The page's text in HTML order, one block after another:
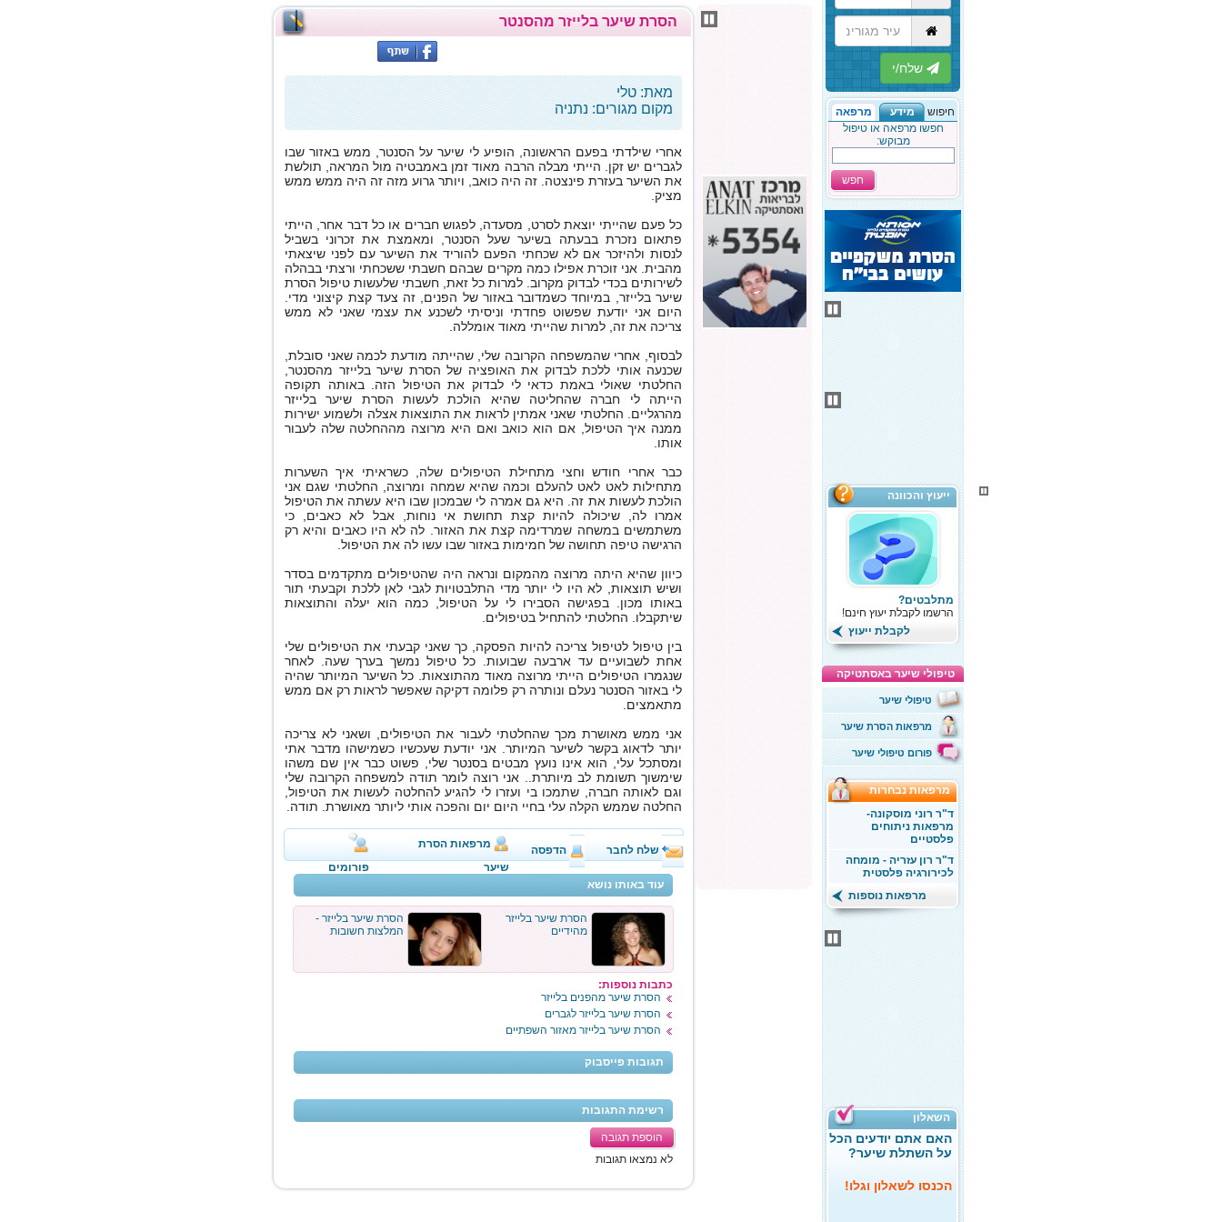
הבא
חיפוש מידע
מרפאה
חפשו מרפאה או טיפול
מבוקש:
חפש
ייעוץ והכוונה
מתלבטים?
הרשמו לקבלת יעוץ חינם!
לקבלת ייעוץ
טיפולי שיער באסתטיקה
טיפולי שיער
מרפאות הסרת שיער
פורום טיפולי שיער
מרפאות נבחרות
ד"ר רוני מוסקונה-
מרפאות ניתוחים
פלסטיים
ד"ר רון עזריה - מומחה
לכירורגיה פלסטית
מרפאות נוספות
השאלון
האם אתם יודעים הכל
על השתלת שיער?
הכנסו לשאלון וגלו!
הסרת שיער בלייזר מהסנטר
מאת: טלי
מקום מגורים: נתניה
אחרי שילדתי בפעם הראשונה, הופיע לי שיער על הסנטר, ממש באזור שבו
לגברים יש זקן. הייתי מבלה הרבה מאוד זמן באמבטיה מול המראה, תולשת
את השיער בעזרת פינצטה. זה היה כואב, ויותר גרוע מזה זה היה ממש ממש
מציק.
כל פעם שהייתי יוצאת לסרט, מסעדה, לפגוש חברים או כל דבר אחר, הייתי
פתאום נזכרת בבעתה בשיער שעל הסנטר, ומאמצת את זכרוני בשביל
לנסות ולהיזכר אם לא שכחתי הפעם להוריד את השיער עם לפני שיצאתי
מהבית. אני זוכרת אפילו כמה מקרים שבהם חשבתי ששכחתי ורצתי בבהלה
לשירותים בכדי לבדוק מקרוב. למרות כל זאת, חשבתי שלעשות טיפול הסרת
שיער בלייזר, במיוחד כשמדובר באזור של הפנים, זה צעד קצת קיצוני מדי.
היום אני יודעת שפשוט פחדתי וניסיתי לשכנע את עצמי שאני לא ממש
צריכה את זה, למרות שהייתי מאוד אומללה.
לבסוף, אחרי שהמשפחה הקרובה שלי, שהייתה מודעת לכמה שאני סובלת,
שכנעה אותי ללכת לבדוק את האופציה של הסרת שיער בלייזר מהסנטר,
החלטתי שאולי באמת כדאי לי לבדוק את הטיפול הזה. באותה תקופה
הייתה לי חברה שהחליטה שהיא הולכת לעשות הסרת שיער בלייזר
מהרגליים. החלטתי שאני אמתין לראות את התוצאות אצלה ולשמוע ישירות
ממנה איך הטיפול, אם הוא כואב ואם היא מרוצה מההחלטה שלה לעבור
אותו.
כבר אחרי חודש וחצי מתחילת הטיפולים שלה, כשראיתי איך השערות
מתחילות לאט לאט להעלם וכמה שהיא שמחה ומרוצה, החלטתי שגם אני
הולכת לעשות את זה. היא גם אמרה לי שבמכון שבו היא עשתה את הטיפול
אמרו לה, שיכולה להיות קצת תחושת אי נוחות, אבל לא כאבים, כי
משתמשים במשחה שמרדימה קצת את האזור. לה לא היו כאבים והיא רק
הרגישה טיפה תחושה של חמימות באזור שבו עשו לה את הטיפול.
כיוון שהיא היתה מרוצה מהמקום ונראה היה שהטיפולים מתקדמים בסדר
ושיש תוצאות, לא היו לי יותר מדי התלבטויות לגבי לאן ללכת וקבעתי תור
באותו מכון. בפגישה הסבירו לי על הטיפול, כמה הוא יעלה והתוצאות
שיתקבלו. החלטתי להתחיל בטיפולים.
בין טיפול לטיפול צריכה להיות הפסקה, כך שאני קבעתי את הטיפולים שלי
אחת לשבועיים עד ארבעה שבועות. כל טיפול נמשך בערך שעה. לאחר
שנגמרו הטיפולים הייתי מרוצה מאוד מהתוצאות. כל השיער המיותר שהיה
לי באזור הסנטר נעלם ונותרה רק פלומה דקיקה שאפשר לראות רק אם ממש
מתאמצים.
אני ממש מאושרת מכך שהחלטתי לעבור את הטיפולים, ושאני לא צריכה
יותר לדאוג בקשר לשיער המיותר. אני יודעת שעכשיו כשמישהו מדבר אתי
ומסתכל עלי, הוא אינו נועץ מבטים בסנטר שלי, פשוט כבר אין שם משהו
שימשוך תשומת לב מיותרת.. אני רוצה לומר תודה למשפחה הקרובה שלי
וגם לאותה חברה, שתמכו בי ועזרו לי להגיע להחלטה לעשות את הטיפול,
החלטה שממש הקלה עלי בחיי היום יום והפכה אותי ליותר מאושרת. תודה.
פורומים
מרפאות הסרת
שיער
הדפסה שלח לחבר
עוד באותו נושא
הסרת שיער בלייזר
מהידיים
הסרת שיער בלייזר -
המלצות חשובות
כתבות נוספות:
הסרת שיער מהפנים בלייזר
הסרת שיער בלייזר לגברים
הסרת שיער בלייזר מאזור השפתיים
תגובות פייסבוק
רשימת התגובות
הוספת תגובה
לא נמצאו תגובות